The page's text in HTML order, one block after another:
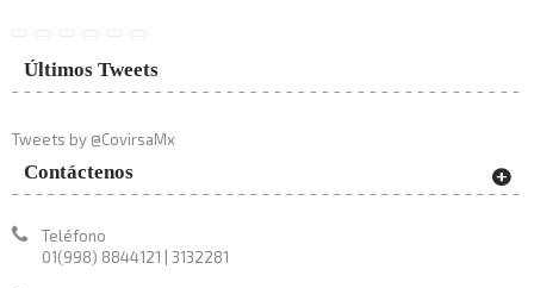
Últimos Tweets
Tweets by @CovirsaMx
Contáctenos
Teléfono
01(998) 8844121 | 3132281